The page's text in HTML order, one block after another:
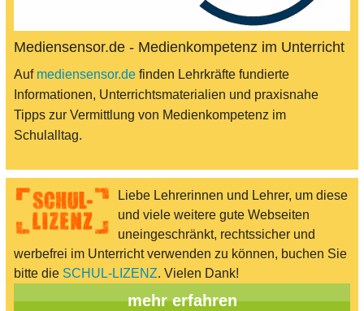
Mediensensor.de - Medienkompetenz im Unterricht
Auf mediensensor.de finden Lehrkräfte fundierte
Informationen, Unterrichtsmaterialien und praxisnahe
Tipps zur Vermittlung von Medienkompetenz im
Schulalltag.
Liebe Lehrerinnen und Lehrer, um diese
und viele weitere gute Webseiten
uneingeschränkt, rechtssicher und
werbefrei im Unterricht verwenden zu können, buchen Sie
bitte die SCHUL-LIZENZ. Vielen Dank!
mehr erfahren